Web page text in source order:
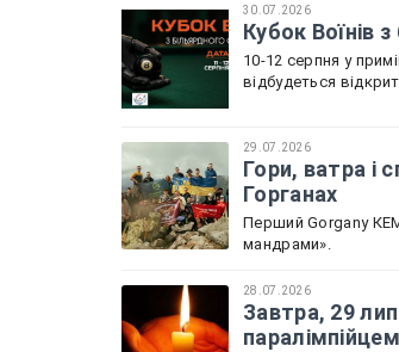
30.07.2026
Кубок Воїнів
10-12 серпня у
відбудеться
29.07.2026
Гори, ватра і
Горганах
Перший Gorgany
мандрами».
28.07.2026
Завтра, 29